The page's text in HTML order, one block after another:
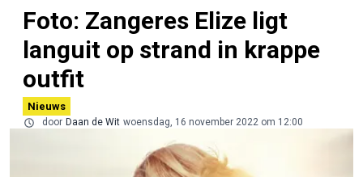
Foto: Zangeres Elize ligt
languit op strand in krappe
outfit
Nieuws
door Daan de Wit woensdag, 16 november 2022 om 12:00